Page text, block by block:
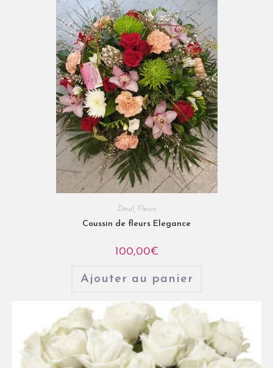
Deuil Fleurs
Coussin de fleurs Elegance
100,00€
Ajouter au panier